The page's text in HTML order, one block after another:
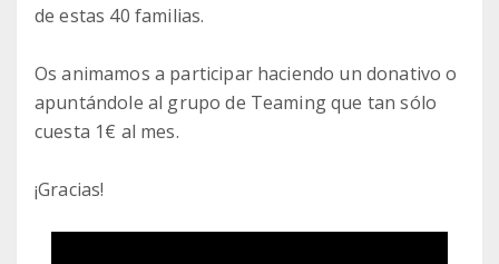
de estas 40 familias.
Os animamos a participar haciendo un donativo o
apuntándole al grupo de Teaming que tan sólo
cuesta 1€ al mes.
¡Gracias!